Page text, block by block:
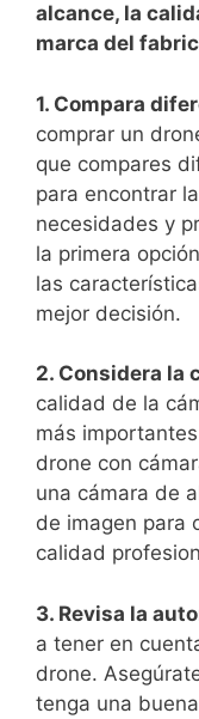
alcance, la
marca del
1. Compara⁣
comprar un
que compares
para encontrar
necesidades y
la primera
las
mejor decisión.
2. Considera la
calidad de la
más
drone con
una cámara de
de ⁤imagen para
calidad
3. Revisa ​la
a tener en
drone.
tenga una